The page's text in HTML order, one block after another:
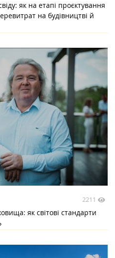
як на етапі проєктування
на будівництві й
2211
як світові стандарти